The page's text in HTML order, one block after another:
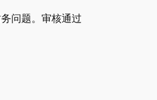
问题。审核通过